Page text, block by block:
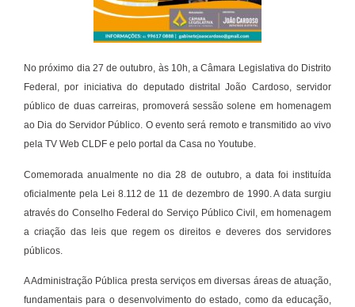
No próximo dia 27 de outubro, às 10h, a Câmara Legislativa do Distrito
Federal, por iniciativa do deputado distrital João Cardoso, servidor
público de duas carreiras, promoverá sessão solene em homenagem
ao Dia do Servidor Público. O evento será remoto e transmitido ao vivo
pela TV Web CLDF e pelo portal da Casa no Youtube.
Comemorada anualmente no dia 28 de outubro, a data foi instituída
oficialmente pela Lei 8.112 de 11 de dezembro de 1990. A data surgiu
através do Conselho Federal do Serviço Público Civil, em homenagem
a criação das leis que regem os direitos e deveres dos servidores
públicos.
A Administração Pública presta serviços em diversas áreas de atuação,
fundamentais para o desenvolvimento do estado, como da educação,